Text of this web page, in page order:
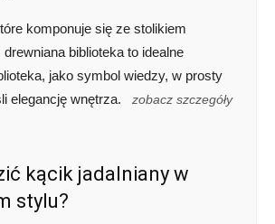
komponuje się ze stolikiem
biblioteka to idealne
jako symbol wiedzy, w prosty
elegancję wnętrza.
zobacz szczegóły
kącik jadalniany w
stylu?